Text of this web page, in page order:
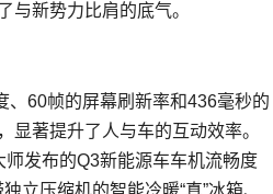
新势力比肩的底气。
、60帧的屏幕刷新率和436毫秒的
著提升了人与车的互动效率。
发布的Q3新能源车车机流畅度